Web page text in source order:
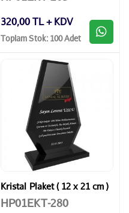
320,00 TL + KDV
Toplam Stok: 100 Adet
Kristal Plaket ( 12 x 21 cm )
HP01EKT-280